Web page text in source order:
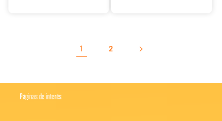
1 2
Páginas de interés